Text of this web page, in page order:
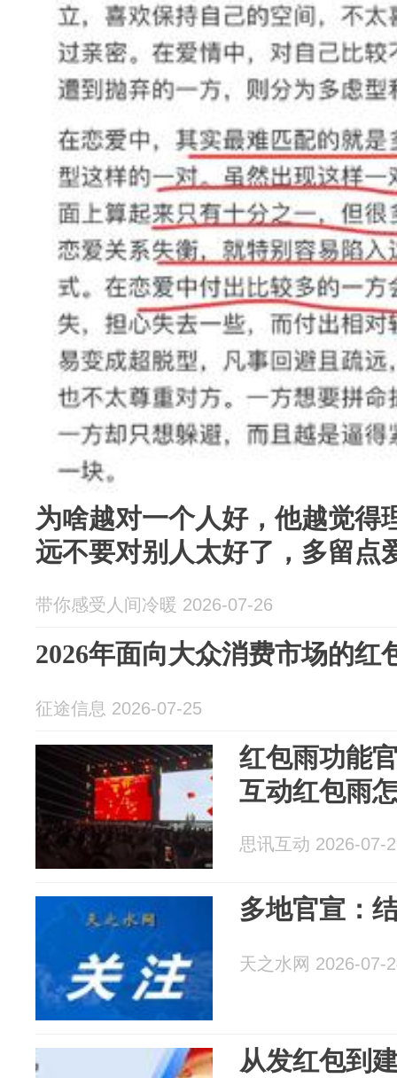
为啥越对一个人好，他越觉得
远不要对别人太好了，多留点
带你感受人间冷暖 2026-07-26
2026年面向大众消费市场的红
征途信息 2026-07-25
红包雨功能
互动红包雨
思讯互动 2026-07-
多地官宣：
天之水网 2026-07-
从发红包到